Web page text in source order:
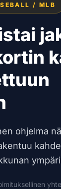
/ MLB
ohjelma